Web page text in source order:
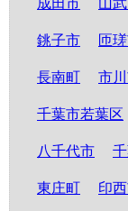
成田市 山
銚子市 匝
長南町 市
千葉市若葉区
八千代市
東庄町 印